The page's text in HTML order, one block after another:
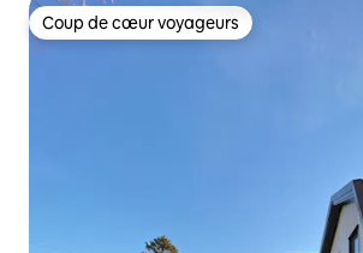
Coup de cœur voyageurs
Coup de cœur voyageurs